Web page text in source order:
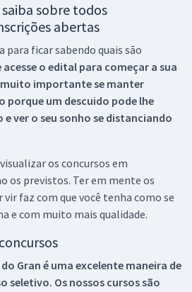
sobre todos
abertas
para ficar sabendo quais são
o edital para começar a sua
importante se manter
porque um descuido pode lhe
ver o seu sonho se distanciando
os concursos em
os previstos. Ter em mente os
faz com que você tenha como se
e com muito mais qualidade.
Gran é uma excelente maneira de
seletivo. Os nossos cursos são